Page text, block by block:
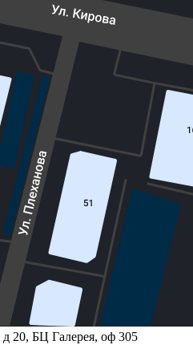
д 20, БЦ Галерея, оф 305